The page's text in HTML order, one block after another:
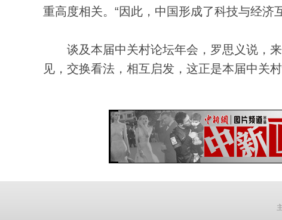
重高度相关。“因此，中国形成了科技与经济
谈及本届中关村论坛年会，罗思义说，来
见，交换看法，相互启发，这正是本届中关